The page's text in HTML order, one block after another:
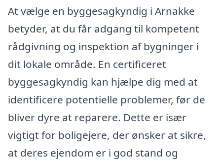
At vælge en byggesagkyndig i Arnakke
betyder, at du får adgang til kompetent
rådgivning og inspektion af bygninger i
dit lokale område. En certificeret
byggesagkyndig kan hjælpe dig med at
identificere potentielle problemer, før de
bliver dyre at reparere. Dette er især
vigtigt for boligejere, der ønsker at sikre,
at deres ejendom er i god stand og